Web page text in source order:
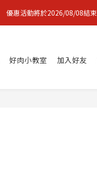
優惠活動將於2026/08/08結束
好肉小教室 加入好友